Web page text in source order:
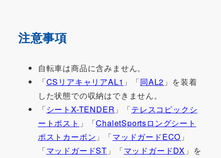
注意事項
自転車は商品に含みません。
「CSリアキャリアAL1 」「同AL2 」を装着
した状態での収納はできません。
「シートX-TENDER 」「テレスコピックシ
ートポスト 」「ChaletSportsロングシート
ポストカーボン 」「マッドガードECO 」
「マッドガードST 」「マッドガードDX 」を